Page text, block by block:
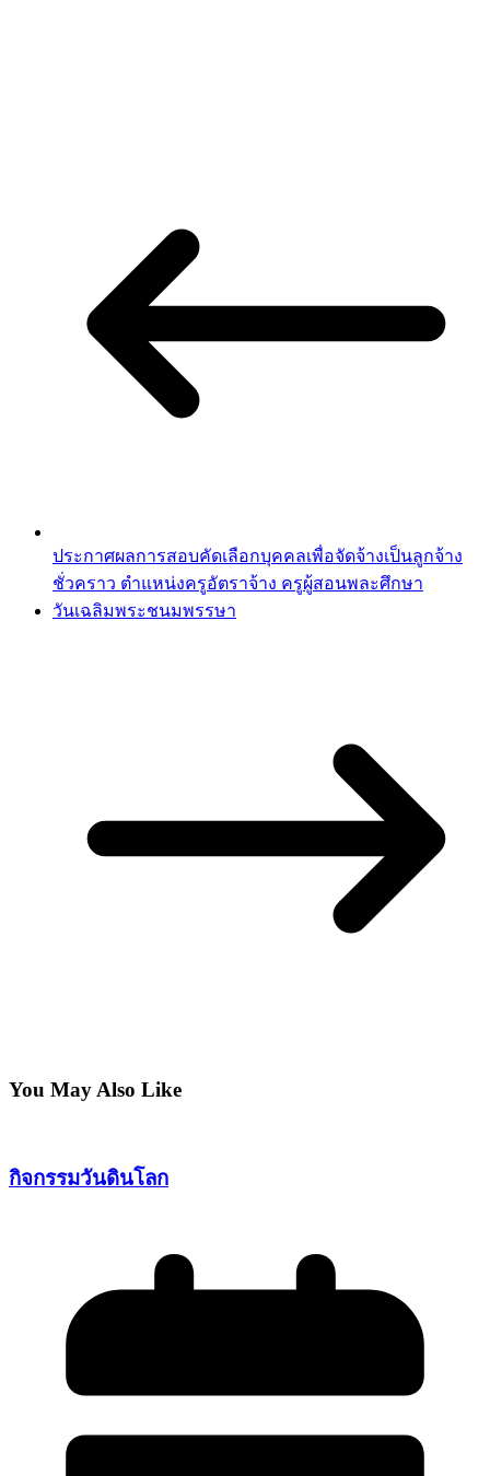
ประกาศผลการสอบคัดเลือกบุคคลเพื่อจัดจ้างเป็นลูกจ้าง
ชั่วคราว ตำแหน่งครูอัตราจ้าง ครูผู้สอนพละศึกษา
วันเฉลิมพระชนมพรรษา
You May Also Like
กิจกรรมวันดินโลก